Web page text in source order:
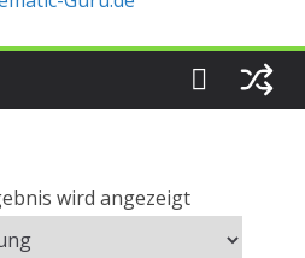
wird angezeigt